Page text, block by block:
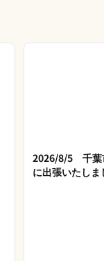
2026/8/5 千葉
に出張いたしま